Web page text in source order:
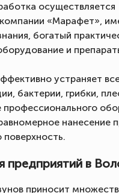
осуществляется
«Марафет»,
богатый
и
устраняет
бактерии, грибки,
профессионального
нанесение
предприятий в
приносит